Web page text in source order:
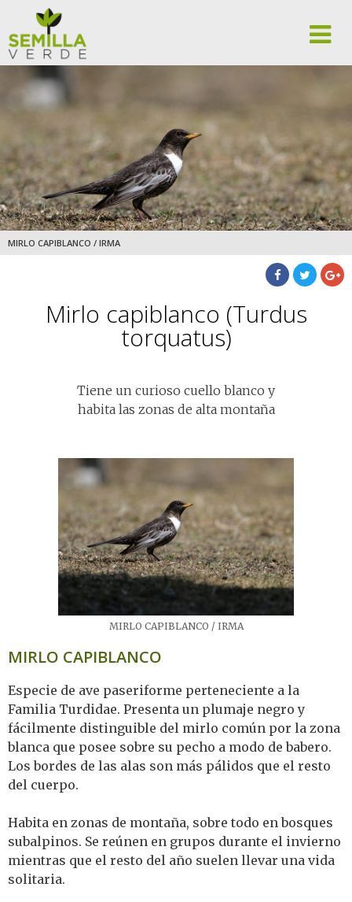
MIRLO CAPIBLANCO / IRMA
Mirlo capiblanco (Turdus
torquatus)
Tiene un curioso cuello blanco y
habita las zonas de alta montaña
MIRLO CAPIBLANCO / IRMA
MIRLO CAPIBLANCO
Especie de ave paseriforme perteneciente a la
Familia Turdidae. Presenta un plumaje negro y
fácilmente distinguible del mirlo común por la zona
blanca que posee sobre su pecho a modo de babero.
Los bordes de las alas son más pálidos que el resto
del cuerpo.
Habita en zonas de montaña, sobre todo en bosques
subalpinos. Se reúnen en grupos durante el invierno
mientras que el resto del año suelen llevar una vida
solitaria.